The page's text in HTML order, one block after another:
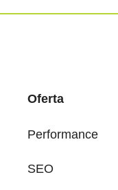
Oferta
Performance
SEO